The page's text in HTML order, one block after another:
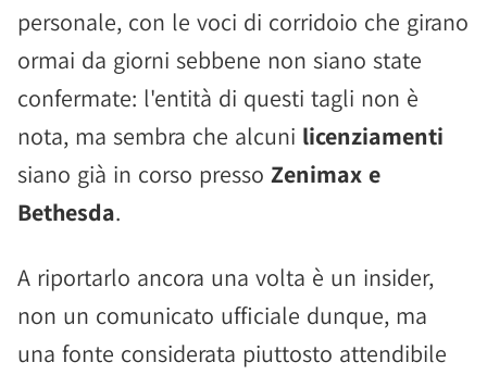
personale, con le voci di corridoio che girano
ormai da giorni sebbene non siano state
confermate: l'entità di questi tagli non è
nota, ma sembra che alcuni licenziamenti
siano già in corso presso Zenimax e
Bethesda.
A riportarlo ancora una volta è un insider,
non un comunicato ufficiale dunque, ma
una fonte considerata piuttosto attendibile